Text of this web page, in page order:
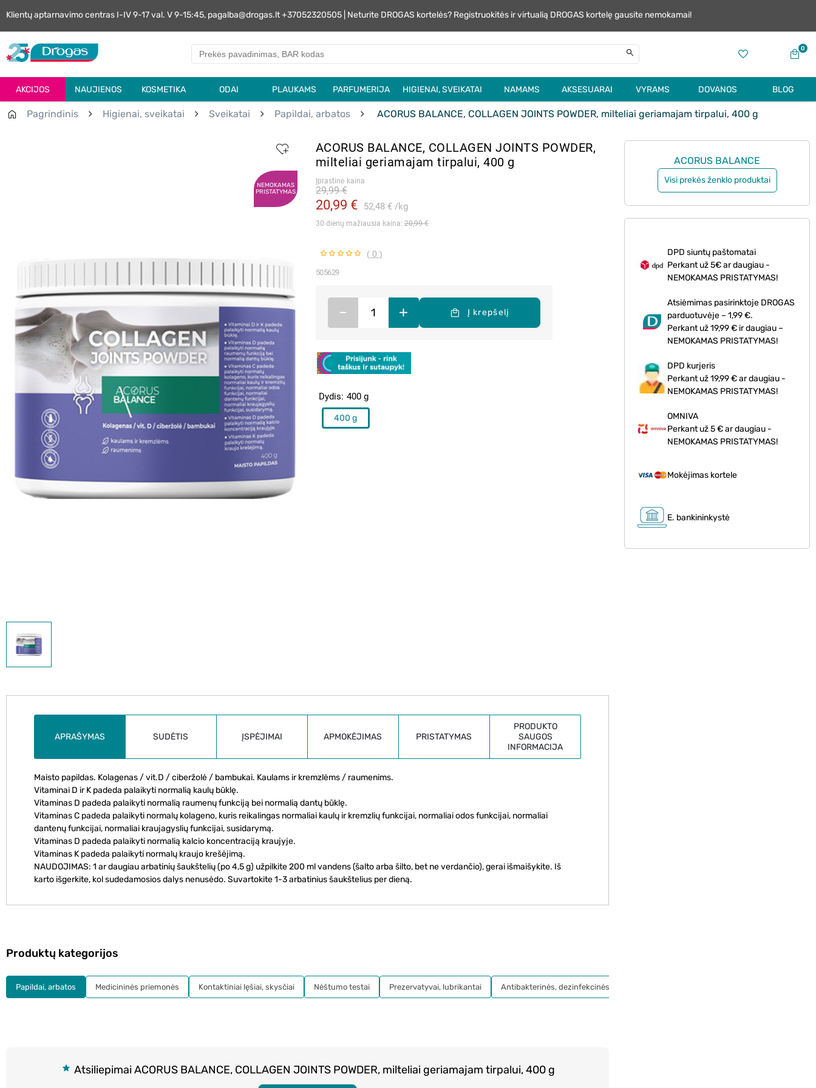
Klientų aptarnavimo centras I-IV 9-17 val. V 9-15:45, pagalba@drogas.lt +37052320505 | Neturite DROGAS kortelės? Registruokitės ir virtualią DROGAS kortelę gausite nemokamai!
0
AKCIJOS NAUJIENOS KOSMETIKA ODAI PLAUKAMS PARFUMERIJA HIGIENAI, SVEIKATAI NAMAMS AKSESUARAI VYRAMS DOVANOS BLOG
Pagrindinis Higienai, sveikatai Sveikatai Papildai, arbatos ACORUS BALANCE, COLLAGEN JOINTS POWDER, milteliai geriamajam tirpalui, 400 g
NEMOKAMAS
PRISTATYMAS
ACORUS BALANCE, COLLAGEN JOINTS POWDER,
milteliai geriamajam tirpalui, 400 g
Įprastinė kaina
20,99 € 52,48 € kg
29,99 €
30 dienų mažiausia kaina: 20,99 €
( 0 )
505629
Dydis 400 g
400 g
– + Į krepšelį
ACORUS BALANCE
Visi prekės ženklo produktai
DPD siuntų paštomatai
Perkant už 5€ ar daugiau -
NEMOKAMAS PRISTATYMAS!
Atsiėmimas pasirinktoje DROGAS
parduotuvėje – 1,99 €.
Perkant už 19,99 € ir daugiau –
NEMOKAMAS PRISTATYMAS!
DPD kurjeris
Perkant už 19,99 € ar daugiau -
NEMOKAMAS PRISTATYMAS!
OMNIVA
Perkant už 5 € ar daugiau -
NEMOKAMAS PRISTATYMAS!
Mokėjimas kortele
E. bankininkystė
APRAŠYMAS SUDĖTIS ĮSPĖJIMAI APMOKĖJIMAS PRISTATYMAS
PRODUKTO
SAUGOS
INFORMACIJA
Maisto papildas. Kolagenas / vit.D / ciberžolė / bambukai. Kaulams ir kremzlėms / raumenims.
Vitaminai D ir K padeda palaikyti normalią kaulų būklę.
Vitaminas D padeda palaikyti normalią raumenų funkciją bei normalią dantų būklę.
Vitaminas C padeda palaikyti normalų kolageno, kuris reikalingas normaliai kaulų ir kremzlių funkcijai, normaliai odos funkcijai, normaliai
dantenų funkcijai, normaliai kraujagyslių funkcijai, susidarymą.
Vitaminas D padeda palaikyti normalią kalcio koncentraciją kraujyje.
Vitaminas K padeda palaikyti normalų kraujo krešėjimą.
NAUDOJIMAS: 1 ar daugiau arbatinių šaukštelių (po 4,5 g) užpilkite 200 ml vandens (šalto arba šilto, bet ne verdančio), gerai išmaišykite. Iš
karto išgerkite, kol sudedamosios dalys nenusėdo. Suvartokite 1-3 arbatinius šaukštelius per dieną.
Atsiliepimai ACORUS BALANCE, COLLAGEN JOINTS POWDER, milteliai geriamajam tirpalui, 400 g
Produktų kategorijos
Papildai, arbatos Medicininės priemonės Kontaktiniai lęšiai, skysčiai Nėštumo testai Prezervatyvai, lubrikantai Antibakterinės, dezinfekcinės priemonės